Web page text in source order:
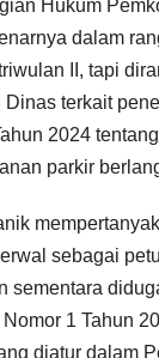
Hukum
dalam
II, tapi
terkait
2024
parkir
sebagai
sementara
1 Tahun
diatur dalam